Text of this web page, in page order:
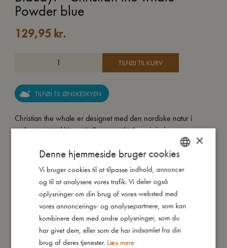
Powder blue
129,95 kr.
TILFØJ TIL KURV
TILFØJ TIL ØNSKESKYEN
Christian the whale er designet med den nordiske natur i
tankerne. Med hjertet i alle vores dyr har vi skabt en
kollektion, der indeholder en masse dejlige og genkendelige
nordiske dyr til udsmykning på børneværelset og til mange
timers leg.
Christian the whale er en sød håndlavet hval som er
produceret i 100% naturgummi. Med sine søde øjne skaber
den hurtigt en relation til barnet og den buede hale giver et
godt greb for selv helt små hænder. På overfladen af finnerne
DANISH
GERMAN
×
Denne hjemmeside bruger cookies
Vi bruger cookies til at tilpasse indhold, annoncer
og til at analysere vores trafik. Vi deler også
oplysninger om din brug af vores websted med
vores annoncerings- og analysepartnere, som kan
kombinere dem med andre oplysninger, som du
har givet dem, eller som de har indsamlet fra din
brug af deres tjenester. Læs mere